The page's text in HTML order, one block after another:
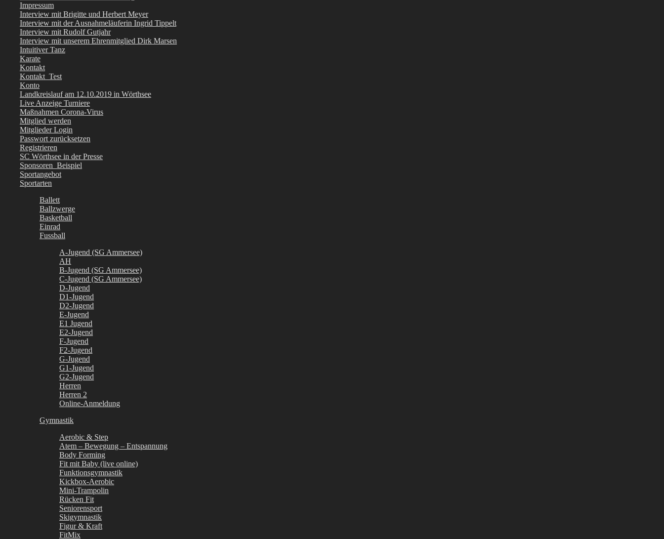
Impressum
Interview mit Brigitte und Herbert Meyer
Interview mit der Ausnahmeläuferin Ingrid Tippelt
Interview mit Rudolf Gutjahr
Interview mit unserem Ehrenmitglied Dirk Marsen
Intuitiver Tanz
Karate
Kontakt
Kontakt_Test
Konto
Landkreislauf am 12.10.2019 in Wörthsee
Live Anzeige Turniere
Maßnahmen Corona-Virus
Mitglied werden
Mitglieder Login
Passwort zurücksetzen
Registrieren
SC Wörthsee in der Presse
Sponsoren_Beispiel
Sportangebot
Sportarten
Ballett
Ballzwerge
Basketball
Einrad
Fussball
A-Jugend (SG Ammersee)
AH
B-Jugend (SG Ammersee)
C-Jugend (SG Ammersee)
D-Jugend
D1-Jugend
D2-Jugend
E-Jugend
E1 Jugend
E2-Jugend
F-Jugend
F2-Jugend
G-Jugend
G1-Jugend
G2-Jugend
Herren
Herren 2
Online-Anmeldung
Gymnastik
Aerobic & Step
Atem – Bewegung – Entspannung
Body Forming
Fit mit Baby (live online)
Funktionsgymnastik
Kickbox-Aerobic
Mini-Trampolin
Rücken Fit
Seniorensport
Skigymnastik
Figur & Kraft
FitMix